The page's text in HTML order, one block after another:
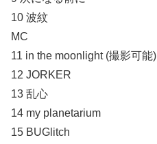
10 波紋
MC
11 in the moonlight (撮影可能)
12 JORKER
13 乱心
14 my planetarium
15 BUGlitch